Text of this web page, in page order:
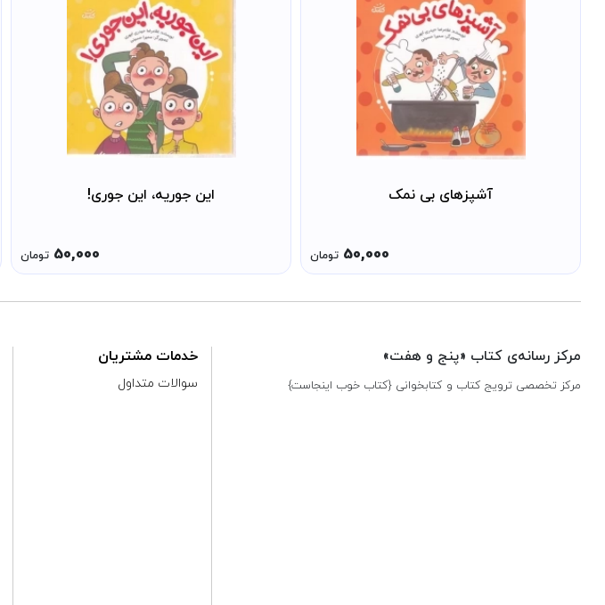
آشپزهای بی نمک
50,000 تومان
این جوریه، این جوری!
50,000 تومان
مرکز رسانه‌ی کتاب «پنج و هفت»
مرکز تخصصی ترویج کتاب و کتابخوانی {کتاب خوب اینجاست}
خدمات مشتریان
سوالات متداول